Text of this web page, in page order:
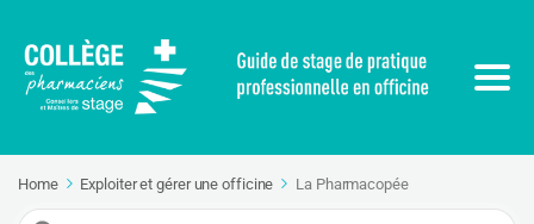
Home Exploiter et gérer une officine La Pharmacopée